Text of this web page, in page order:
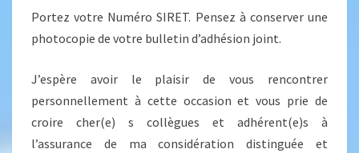
Portez votre Numéro SIRET. Pensez à conserver une
photocopie de votre bulletin d’adhésion joint.
J’espère avoir le plaisir de vous rencontrer
personnellement à cette occasion et vous prie de
croire cher(e) s collègues et adhérent(e)s à
l’assurance de ma considération distinguée et